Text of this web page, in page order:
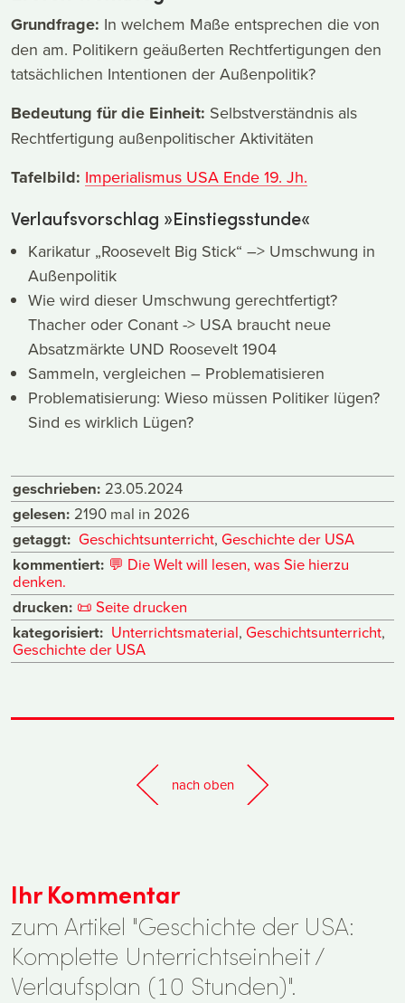
Grundfrage: In welchem Maße entsprechen die von
den am. Politikern geäußerten Rechtfertigungen den
tatsächlichen Intentionen der Außenpolitik?
Bedeutung für die Einheit: Selbstverständnis als
Rechtfertigung außenpolitischer Aktivitäten
Tafelbild: Imperialismus USA Ende 19. Jh.
Verlaufsvorschlag »Einstiegsstunde«
Karikatur „Roosevelt Big Stick“ –> Umschwung in
Außenpolitik
Wie wird dieser Umschwung gerechtfertigt?
Thacher oder Conant -> USA braucht neue
Absatzmärkte UND Roosevelt 1904
Sammeln, vergleichen – Problematisieren
Problematisierung: Wieso müssen Politiker lügen?
Sind es wirklich Lügen?
geschrieben: 23.05.2024
gelesen: 2190 mal in 2026
getaggt: Geschichtsunterricht, Geschichte der USA
kommentiert: 💬 Die Welt will lesen, was Sie hierzu
denken.
drucken: 📜 Seite drucken
kategorisiert: Unterrichtsmaterial, Geschichtsunterricht,
Geschichte der USA
nach oben
Ihr Kommentar
zum Artikel "Geschichte der USA:
Komplette Unterrichtseinheit /
Verlaufsplan (10 Stunden)".